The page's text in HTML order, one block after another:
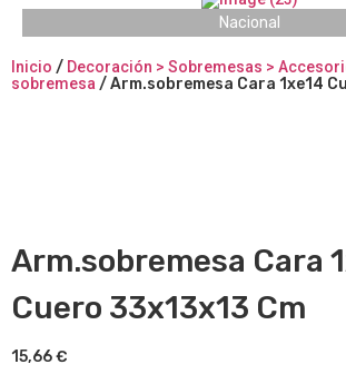
Nacional
Inicio / Decoración > Sobremesas >
sobremesa/ Arm.sobremesa Cara 1xe14
Arm.sobremesa Cara
Cuero 33x13x13 Cm
15,66€